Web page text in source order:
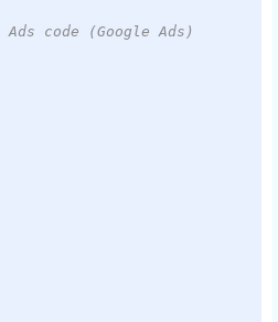
Ads code (Google Ads)